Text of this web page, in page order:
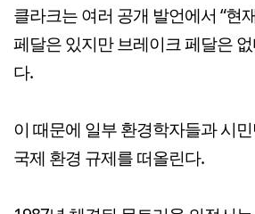
클라크는 여러 공개 발언에서 “현
페달은 있지만 브레이크 페달은
다.
이 때문에 일부 환경학자들과 시
국제 환경 규제를 떠올린다.